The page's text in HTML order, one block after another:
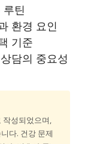
틴
환경 요인
기준
담의 중요성
작성되었으며,
다. 건강 문제